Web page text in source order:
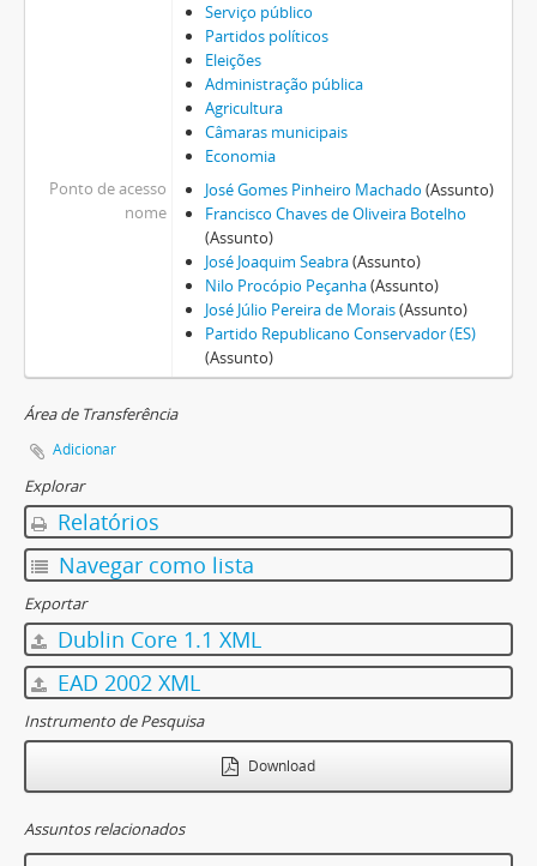
Serviço público
Partidos políticos
Eleições
Administração pública
Agricultura
Câmaras municipais
Economia
Ponto de acesso
nome
José Gomes Pinheiro Machado (Assunto)
Francisco Chaves de Oliveira Botelho
(Assunto)
José Joaquim Seabra(Assunto)
Nilo Procópio Peçanha(Assunto)
José Júlio Pereira de Morais(Assunto)
Partido Republicano Conservador (ES)
(Assunto)
Área de Transferência
Adicionar
Explorar
Relatórios
Navegar como lista
Exportar
Dublin Core 1.1 XML
EAD 2002 XML
Instrumento de Pesquisa
Download
Assuntos relacionados